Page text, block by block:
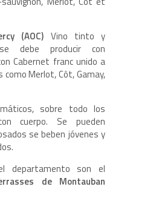
(AOC) Vino tinto y
debe producir con
Cabernet franc unido a
Merlot, Côt, Gamay,
sobre todo los
cuerpo. Se pueden
se beben jóvenes y
departamento son el
de Montauban